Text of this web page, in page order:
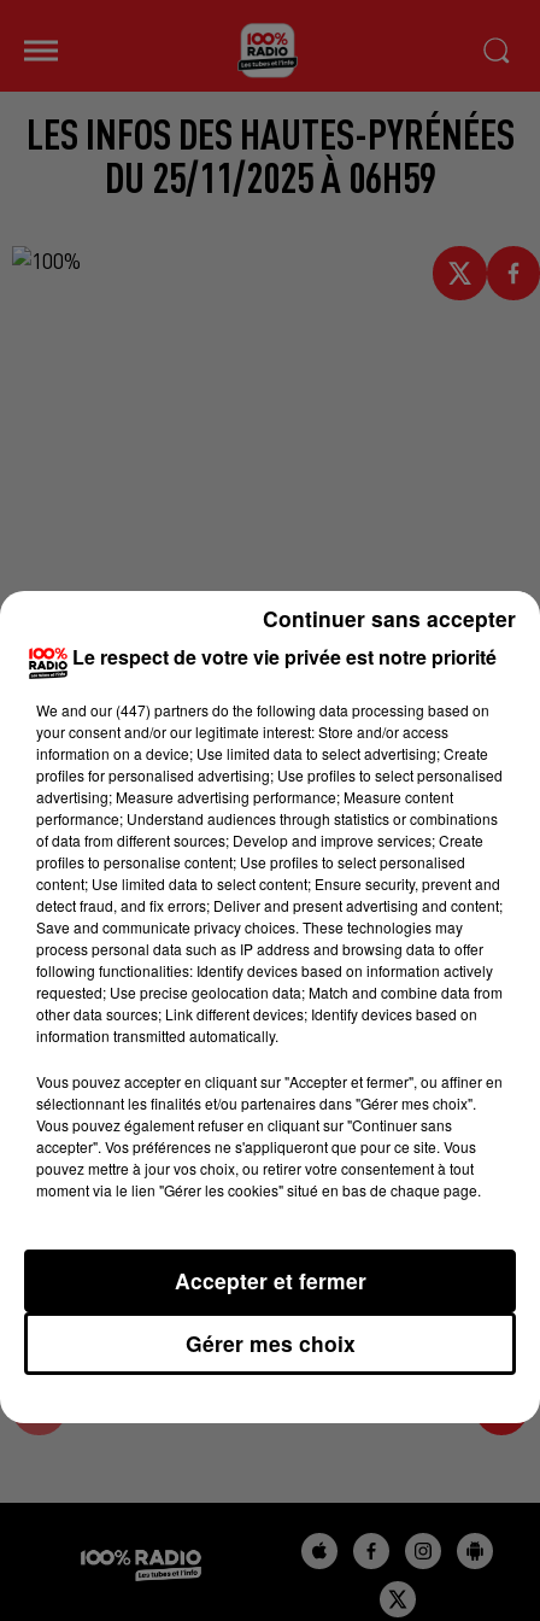
LES INFOS DES HAUTES-PYRÉNÉES
DU 25/11/2025 À 06H59
Lecture (4 min 15 sec)
100%
100% Radio les infos des Hautes-Pyrénées
25 novembre 2025 - 4 min 15 sec
LES INFOS DES HAUTES-PYRÉNÉES DU
25/11/2025 À 06H59
Podcasts infos des Hautes-Pyrénées
Le respect de votre vie privée est notre priorité
We and our (447) partnersdo the following data processing based on
your consent and/or our legitimate interest: Store and/or access
information on a device; Use limited data to select advertising; Create
profiles for personalised advertising; Use profiles to select personalised
advertising; Measure advertising performance; Measure content
performance; Understand audiences through statistics or combinations
of data from different sources; Develop and improve services; Create
profiles to personalise content; Use profiles to select personalised
content; Use limited data to select content; Ensure security, prevent and
detect fraud, and fix errors; Deliver and present advertising and content;
Save and communicate privacy choices. These technologies may
process personal data such as IP address and browsing data to offer
following functionalities: Identify devices based on information actively
requested; Use precise geolocation data; Match and combine data from
other data sources; Link different devices; Identify devices based on
information transmitted automatically.
Vous pouvez accepter en cliquant sur "Accepter et fermer", ou affiner en
sélectionnant les finalités et/ou partenaires dans "Gérer mes choix".
Vous pouvez également refuser en cliquant sur "Continuer sans
accepter". Vos préférences ne s'appliqueront que pour ce site. Vous
pouvez mettre à jour vos choix, ou retirer votre consentement à tout
moment via le lien "Gérer les cookies" situé en bas de chaque page.
Gérer mes choix
Accepter et fermer
Continuer sans accepter